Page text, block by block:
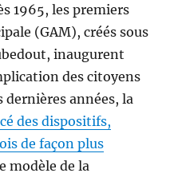
1965, les premiers
(GAM), créés sous
inaugurent
des citoyens
dernières années, la
des dispositifs,
de façon plus
modèle de la